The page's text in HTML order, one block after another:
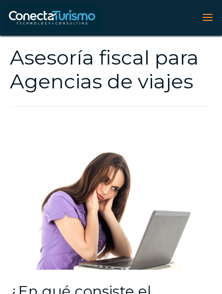
Asesoría fiscal para
Agencias de viajes